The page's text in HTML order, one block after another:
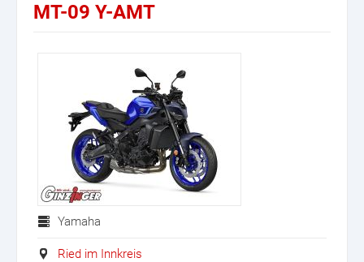
MT-09 Y-AMT
Yamaha
Ried im Innkreis